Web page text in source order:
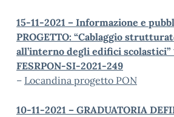
15-11-2021 – Informazione e
PROGETTO: “Cablaggio
all’interno degli edifici scolastici”
FESRPON-SI-2021-249
– Locandina progetto PON
10-11-2021 – GRADUATORIA